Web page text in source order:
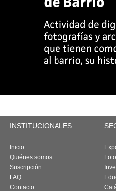
INSTITUCIONALES
Inicio
Quiénes somos
Suscripción
FAQ
Contacto